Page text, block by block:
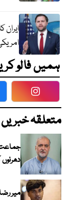
ایران
ہمیں فالو
متعلقہ خبریں
میر